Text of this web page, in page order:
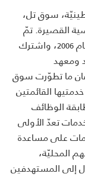
سوق تل،
القصيرة. تمّ
2006، واشترك
ومعهد
ما تطوّرت سوق
القائمتين
الوظائف
تعدّ الأولى
على مساعدة
المحليّة،
إلى المستهدفين